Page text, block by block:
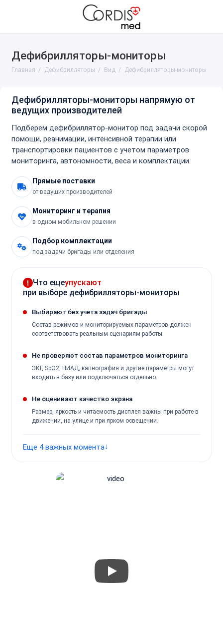
Дефибрилляторы-мониторы
Главная Дефибрилляторы Вид Дефибрилляторы-мониторы
Вид
Дефибрилляторы-мониторы напрямую от
ведущих производителей
Подберем дефибриллятор-монитор под задачи скорой
помощи, реанимации, интенсивной терапии или
транспортировки пациентов с учетом параметров
мониторинга, автономности, веса и комплектации.
Прямые поставки
от ведущих производителей
Мониторинг и терапия
в одном мобильном решении
Подбор комплектации
под задачи бригады или отделения
Что ещеупускают
при выборе дефибрилляторы-мониторы
Выбирают без учета задач бригады
Состав режимов и мониторируемых параметров должен
соответствовать реальным сценариям работы.
Не проверяют состав параметров мониторинга
ЭКГ, SpO2, НИАД, капнография и другие параметры могут
входить в базу или подключаться отдельно.
Не оценивают качество экрана
Размер, яркость и читаемость дисплея важны при работе в
движении, на улице и при ярком освещении.
Еще 4 важных момента